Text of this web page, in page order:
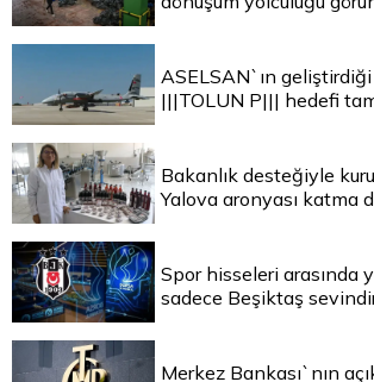
ASELSAN`ın geliştirdiği
|||TOLUN P||| hedefi
Bakanlık desteğiyle
Yalova aronyası katma
Spor hisseleri arasında
sadece Beşiktaş
Merkez Bankası`nın